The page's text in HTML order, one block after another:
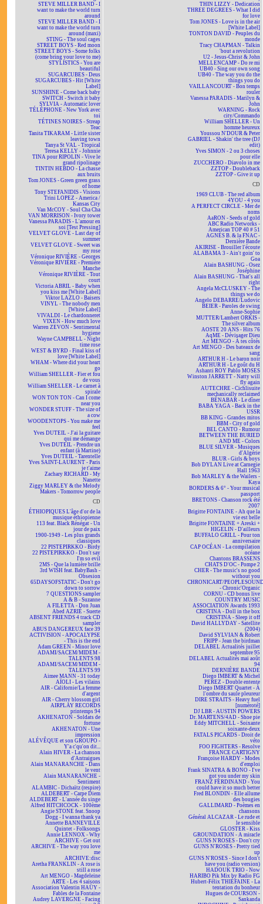
STEVE MILLER BAND - I
want to make the world turn
around
STEVE MILLER BAND - I
want to make the world turn
around (maxi)
STING - The soul cages
STREET BOYS - Red moon
STREET BOYS - Some folks
(come bring your love to me)
STYLISTICS - You are
beautiful
SUGARCUBES - Deus
SUGARCUBES - Hit [White
Label]
SUNSHINE - Come back baby
SWITCH - Switch it baby
SYLVIA - Automatic lover
TÉLÉPHONE - New York avec
toi
TÉTINES NOIRES - Streap
Teac
Tanita TIKARAM - Little sister
leaving town
Tanya St VAL - Tropical
Teresa KELLY - Johnnie
TINA pour RIPOLIN - Vive le
grand ripolinage
TINTIN HEBDO - La chasse
aux bruits
Tom JONES - Green green grass
of home
Tony STEFANIDIS - Visions
Trini LOPEZ - America /
Kansas City
Van McCOY - Soul Cha Cha
VAN MORRISON - Ivory tower
Vanessa PARADIS - L'amour en
soi [Test Pressing]
VELVET GLOVE - Last day of
summer
VELVET GLOVE - Sweet was
my rose
Véronique RIVIÈRE - Georges
Véronique RIVIÈRE - Première
Manche
Véronique RIVIÈRE - Tout
court
Victoria ABRIL - Baby when
you kiss me [White Label]
Viktor LAZLO - Baisers
VINYL - The nobody men
[White Label]
VIVALDI - Le chardonneret
VIXEN - How much love
Warren ZEVON - Sentimental
hygiene
Wayne CAMPBELL - Night
time rose
WEST & BYRD - Final kiss of
love [White Label]
WHAM - Where did your heart
go
William SHELLER - Fier et fou
de vous
William SHELLER - Le carnet à
spirale
WON TON TON - Can I come
near you
WONDER STUFF - The size of
a cow
WOODENTOPS - You make me
feel
Yves DUTEIL - J'ai la guitare
qui me démange
Yves DUTEIL - Prendre un
enfant (à Martine)
Yves DUTEIL - Tarentelle
Yves SAINT-LAURENT - Paris
je t'aime
Zachary RICHARD - My
Nanette
Ziggy MARLEY & the Melody
Makers - Tomorrow people
CD
ÉTHIOPIQUES L'âge d'or de la
musique éthiopienne
113 feat. Black Rénégat - Un
jour de paix
1900-1949 - Les plus grands
classiques
22 PISTEPIRKKO - Birdy
22 PISTEPIRKKO - Don't say
I'm so evil
2MS - Que la lumière brille
3rd WISH feat. BabyBash -
Obsesion
65DAYSOFSTATIC - Don't go
down to sorrow
7 QUESTIONS sampler
A & B - Suzanne
A FILETTA - Don Juan
Abed AZRIÉ - Suerte
ABSENT FRIENDS 4 track CD
sampler
ABUS DANGEREUX face 39
ACTIVISION - APOCALYPSE
- This is the end
Adam GREEN - Minor love
ADAMI/SACEM/MIDEM -
TALENTS 98
ADAMI/SACEM/MIDEM -
TALENTS 99
Aimee MANN - 31 today
AÏOLI - Les vilains
AIR - Californie/La femme
d'argent
AIR - Cherry blossom girl
AIRPLAY RECORDS
printemps 94
AKHENATON - Soldats de
fortune
AKHENATON - Une
impression
ALÉVÊQUE et son GROUPO -
Y'a c'qu'on dit...
Alain HIVER - La chanson
d'Antraigues
Alain MANARANCHE - Dans
le vent
Alain MANARANCHE -
Sentiment
ALAMBIC - Dichaïtz (respire)
ALDEBERT - Carpe Diem
ALDEBERT - L'année du singe
Alfred HITCHCOCK - 100ème
Angie STONE feat. Snoop
Dogg - I wanna thank ya
Annette BANNEVILLE
Quintet - Folksongs
Annie LENNOX - Why
ARCHIVE - Get out
ARCHIVE - The way you love
me
ARCHIVE:disc
Aretha FRANKLIN - A rose is
still a rose
Art MENGO - Magdeleine
ARTE - Les 4 saisons
Association Valentin HAÜY -
Fables de la Fontaine
Audrey LAVERGNE - Facing
THIN LIZZY - Dedication
THREE DEGREES - What I did
for love
Tom JONES - Love is in the air
[White Label]
TONTON DAVID - Peuples du
monde
Tracy CHAPMAN - Talkin
'bout a revolution
U2 - Jesus-Christ & John
MELLENCAMP - Do re mi
UB40 - Sing our own song
UB40 - The way you do the
things you do
VAILLANCOURT - Bon temps
rouler
Vanessa PARADIS - Marilyn &
John
WARNING - Rock
city/Commando
William SHELLER - Un
homme heureux
Youssou N'DOUR & Peter
GABRIEL - Shakin' the tree (DJ
edit)
Yves SIMON - 2 ou 3 choses
pour elle
ZUCCHERO - Diavolo in me
ZZTOP - Doubleback
ZZTOP - Give it up
CD
1969 CLUB - The red album
4YOU - 4 you
A PERFECT CIRCLE - Mer de
noms
AaRON - Seeds of gold
ABC Radio Networks -
American TOP 40 # 51
AGNÈS B. & la FNAC -
Dernière Bande
AKIRISE - Brouiller l'écoute
ALABAMA 3 - Ain't goin' to
Goa
Alain BASHUNG - Osez
Joséphine
Alain BASHUNG - That's all
right
Angela McCLUSKEY - The
things we do
Angelo DEBARRE/Ludovic
BEIER - Paroles de swing
Anne-Sophie
MUTTER/Lambert ORKIS -
The silver album
AOSTE 20 ANS - Hits 76
AqME - Dévisager Dieu
Art MENGO - À tes côtés
Art MENGO - Des bateaux de
sang
ARTHUR H - Le baron noir
ARTHUR H - Le goût du H
Ashanti ROY Pablo MOSES
Winston JARRETT - Natty will
fly again
AUTECHRE - Cichlisuite
mechanically reclaimed
BÉNABAR - Le dîner
BABA YAGA - Back in the
USSR
BB KING - Grandes mitos
BBM - City of gold
BEL CANTO - Rumour
BETWEEN THE BURIED
AND ME - Colors
BLUE SILVER - Musiques
d'Algérie
BLUR - Girls & boys
Bob DYLAN Live at Carnegie
Hall 1963
Bob MARLEY & the Wailers -
Kaya
BORDERS & 6° - Your musical
passport
BRETONS - Chanson rock été
2007
Brigitte FONTAINE - Ah que la
vie est belle
Brigitte FONTAINE + Areski +
HIGELIN - D'ailleurs
BUFFALO GRILL - Pour ton
anniversaire
CAP OCÉAN - La compilation
océane
Chantons BRASSENS
CHATS D'OC - Pompe 2
CHER - The music's no good
without you
CHRONICART/
- Chronic'Organic
CORNU - CD bonus live
COUNTRY MUSIC
ASSOCIATION Awards 1993
CRISTINA - Doll in the box
CRISTINA - Sleep it off
David HALLYDAY - Satellite
(2004)
David SYLVIAN & Robert
FRIPP - Jean the birdman
DELABEL Actualités juillet
septembre 95
DELABEL Actualités mai août
94
DERNIÈRE BANDE
Diego IMBERT & Michel
PEREZ - Double entente
Diego IMBERT Quartet - À
l'ombre du saule pleureur
DIRE STRAITS - Heavy fuel
[numéroté]
DJ LBR - AUSTIN POWERS
Dr. MARTENS/4AD - Shoe pie
Eddy MITCHELL - Soixante
soixante-deux
FATALS PICARDS - Droit de
véto
FOO FIGHTERS - Resolve
FRANCE CARTIGNY
Françoise HARDY - Modes
d'emploi
Frank SINATRA & BONO - I've
got you under my skin
FRANZ FERDINAND - You
could have it so much better
Fred BLONDIN - Elle allume
des bougies
GALLIMARD - Poèmes en
chansons
Général ALCAZAR - Le rude et
le sensible
GLOSTER - Kiss
GROUNDATION - A miracle
GUNS N'ROSES - Don't cry
GUNS N'ROSES - Pretty tied
up
GUNS N'ROSES - Since I don't
have you (radio version)
HADOUK TRIO - Now
HARIBO Pik Mix by Radio FG
Hubert-Félix THIÉFAINE - La
tentation du bonheur
Hugues de COURSON -
Sankanda